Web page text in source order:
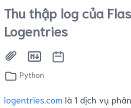
Thu thập log của
Logentries
Python
logentries.com là 1 dịch vụ